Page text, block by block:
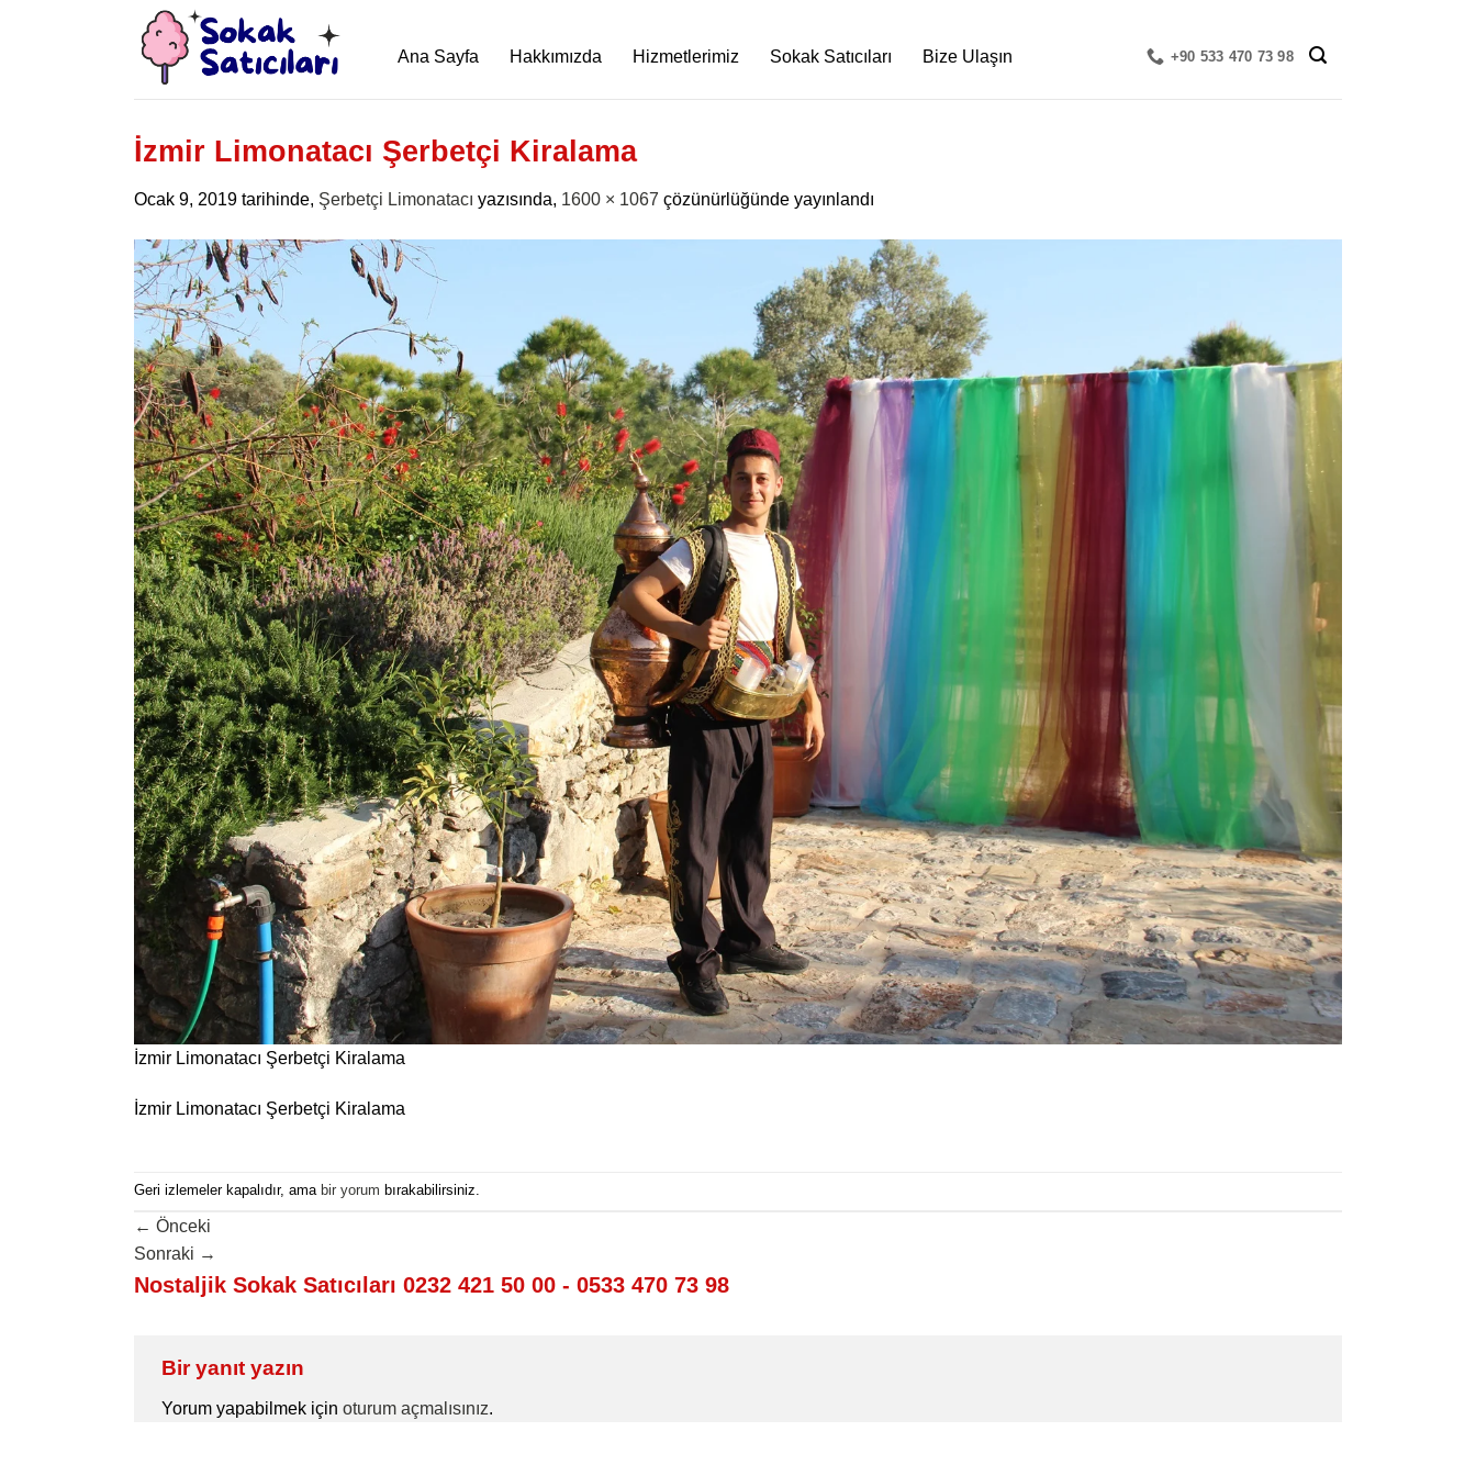
Ana Sayfa
Hakkımızda Hizmetlerimiz Sokak Satıcıları Bize Ulaşın +90 533 470 73 98
İzmir Limonatacı Şerbetçi Kiralama
Ocak 9, 2019 tarihinde, Şerbetçi Limonatacı yazısında, 1600 × 1067 çözünürlüğünde yayınlandı
İzmir Limonatacı Şerbetçi Kiralama
İzmir Limonatacı Şerbetçi Kiralama
Geri izlemeler kapalıdır, ama bir yorum bırakabilirsiniz.
← Önceki
Sonraki →
Nostaljik Sokak Satıcıları 0232 421 50 00 - 0533 470 73 98
Bir yanıt yazın
Yorum yapabilmek için oturum açmalısınız.